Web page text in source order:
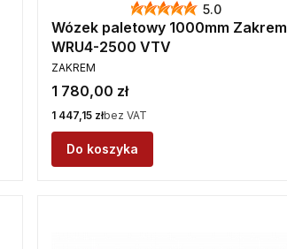
5.0
Wózek paletowy 1000mm Zakrem
WRU4-2500 VTV
PRODUCENT
ZAKREM
Cena
1 780,00 zł
Cena
1 447,15 złbez VAT
Do koszyka